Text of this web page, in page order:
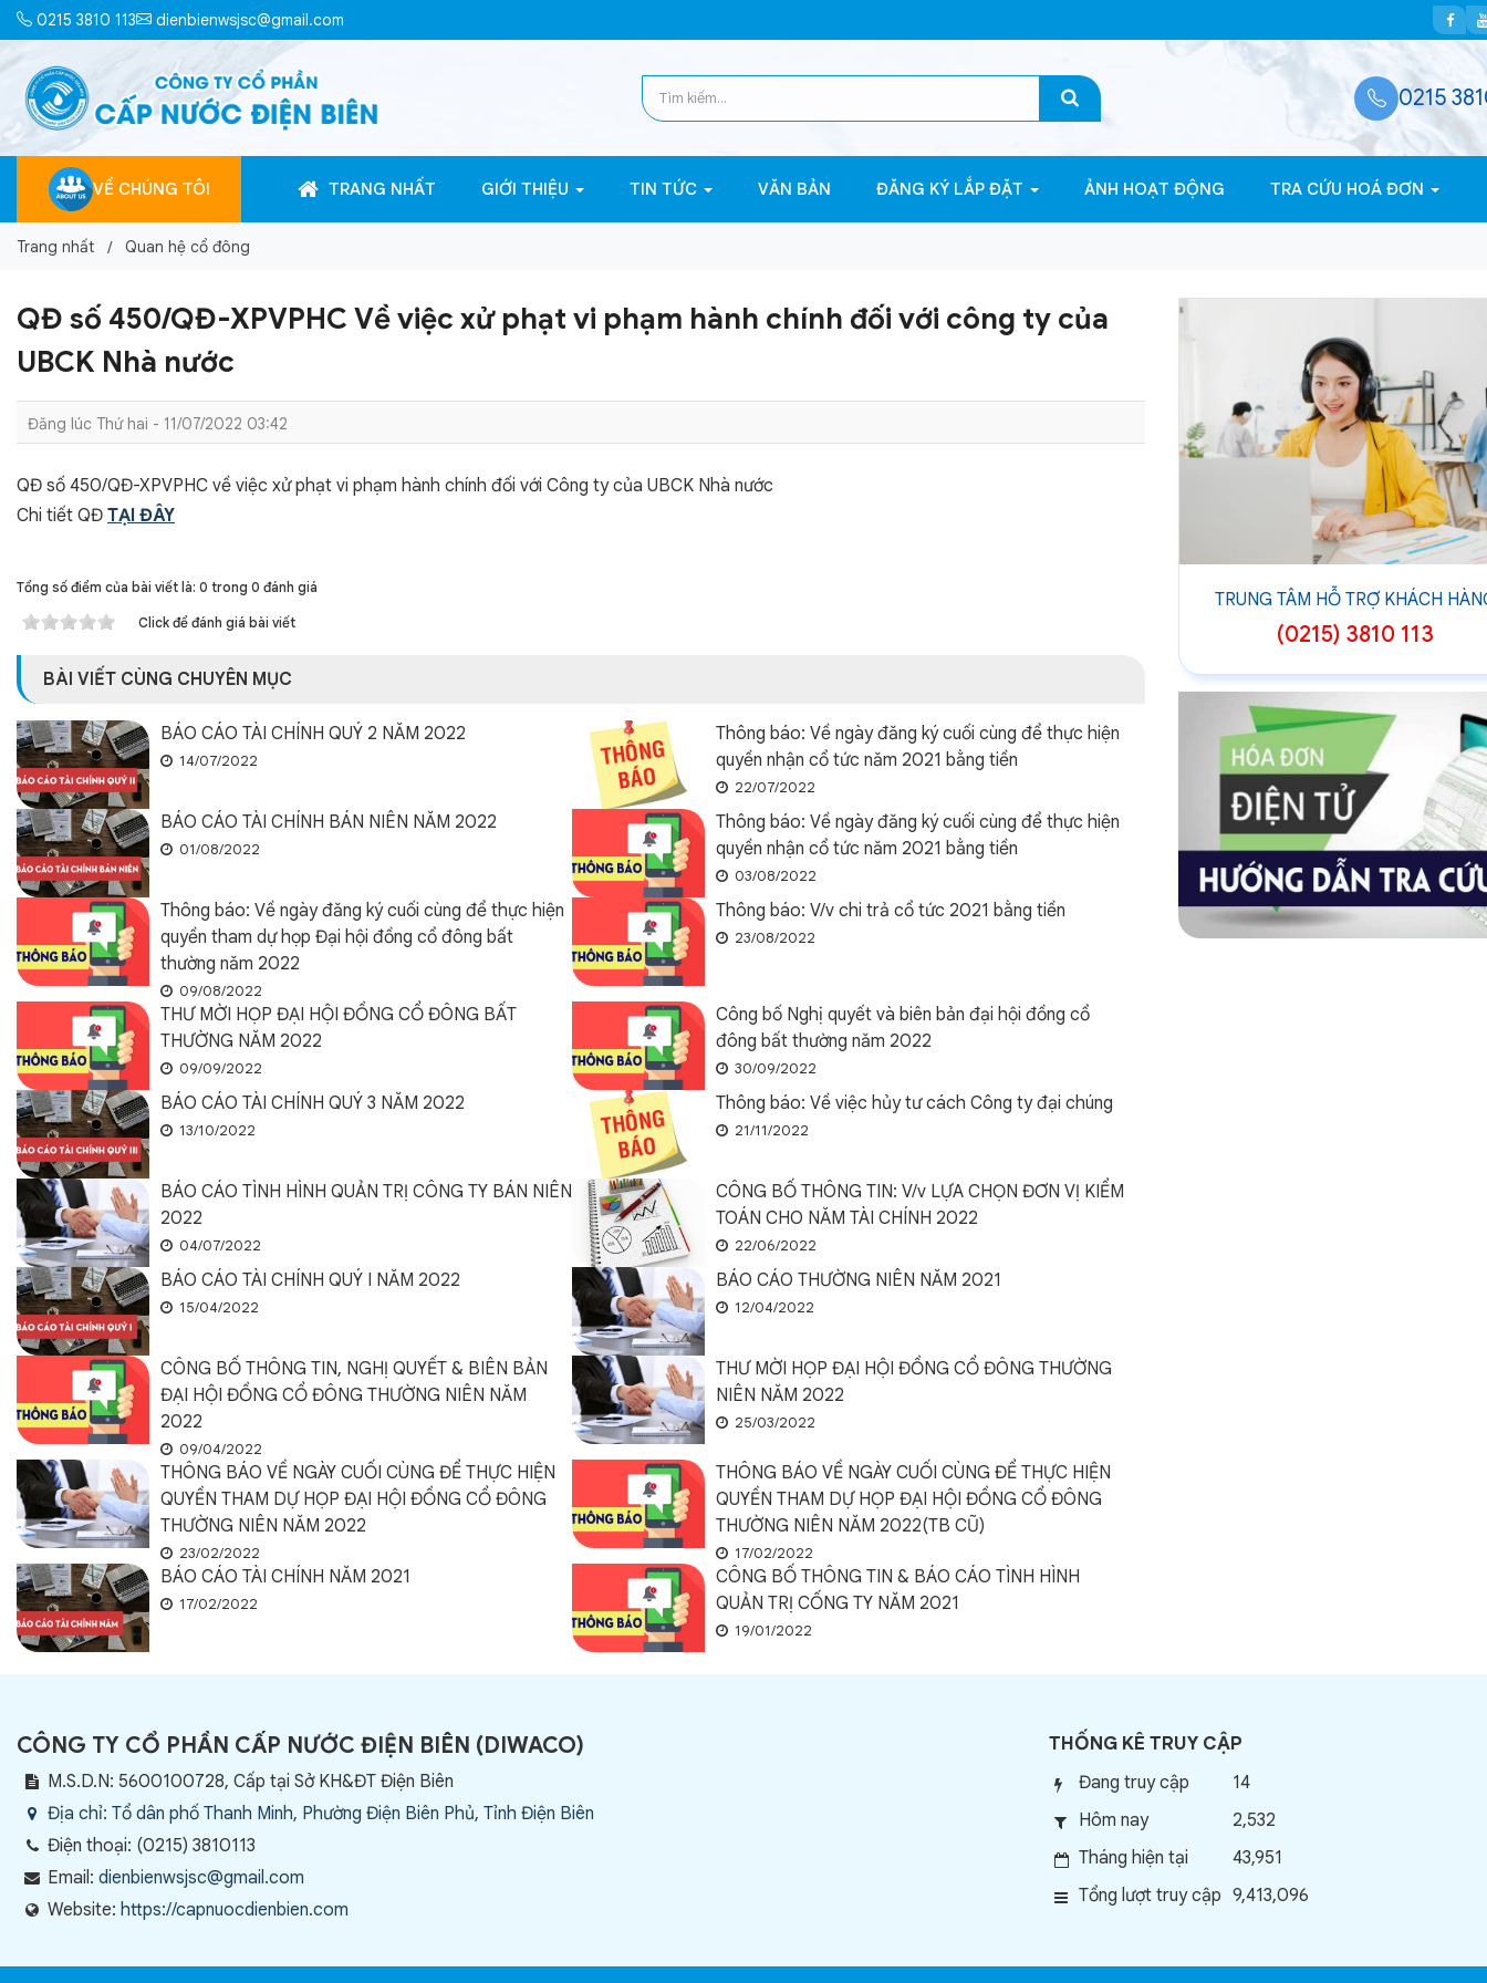
0215 3810 113 dienbienwsjsc@gmail.com
0215
VỀ CHÚNG TÔI TRANG NHẤT GIỚI THIỆU TIN TỨC VĂN BẢN ĐĂNG KÝ LẮP ĐẶT ẢNH HOẠT ĐỘNG TRA CỨU HOÁ ĐƠN
Trang nhất Quan hệ cổ đông
QĐ số 450/QĐ-XPVPHC Về việc xử phạt vi phạm hành chính đối với công ty của
UBCK Nhà nước
Đăng lúc Thứ hai - 11/07/2022 03:42
QĐ số 450/QĐ-XPVPHC về việc xử phạt vi phạm hành chính đối với Công ty của UBCK Nhà nước
Chi tiết QĐ TẠI ĐÂY
Tổng số điểm của bài viết là: 0 trong 0 đánh giá
Click để đánh giá bài viết
BÀI VIẾT CÙNG CHUYÊN MỤC
BÁO CÁO TÀI CHÍNH QUÝ 2 NĂM 2022
14/07/2022
Thông báo: Về ngày đăng ký cuối cùng để thực hiện
quyền nhận cổ tức năm 2021 bằng tiền
22/07/2022
BÁO CÁO TÀI CHÍNH BÁN NIÊN NĂM 2022
01/08/2022
Thông báo: Về ngày đăng ký cuối cùng để thực hiện
quyền nhận cổ tức năm 2021 bằng tiền
03/08/2022
Thông báo: Về ngày đăng ký cuối cùng để thực hiện
quyền tham dự họp Đại hội đồng cổ đông bất
thường năm 2022
09/08/2022
Thông báo: V/v chi trả cổ tức 2021 bằng tiền
23/08/2022
THƯ MỜI HỌP ĐẠI HỘI ĐỒNG CỔ ĐÔNG BẤT
THƯỜNG NĂM 2022
09/09/2022
Công bố Nghị quyết và biên bản đại hội đồng cổ
đông bất thường năm 2022
30/09/2022
BÁO CÁO TÀI CHÍNH QUÝ 3 NĂM 2022
13/10/2022
Thông báo: Về việc hủy tư cách Công ty đại chúng
21/11/2022
BÁO CÁO TÌNH HÌNH QUẢN TRỊ CÔNG TY BÁN NIÊN
2022
04/07/2022
CÔNG BỐ THÔNG TIN: V/v LỰA CHỌN ĐƠN VỊ KIỂM
TOÁN CHO NĂM TÀI CHÍNH 2022
22/06/2022
BÁO CÁO TÀI CHÍNH QUÝ I NĂM 2022
15/04/2022
BÁO CÁO THƯỜNG NIÊN NĂM 2021
12/04/2022
CÔNG BỐ THÔNG TIN, NGHỊ QUYẾT & BIÊN BẢN
ĐẠI HỘI ĐỒNG CỔ ĐÔNG THƯỜNG NIÊN NĂM
2022
09/04/2022
THƯ MỜI HỌP ĐẠI HỘI ĐỒNG CỔ ĐÔNG THƯỜNG
NIÊN NĂM 2022
25/03/2022
THÔNG BÁO VỀ NGÀY CUỐI CÙNG ĐỂ THỰC HIỆN
QUYỀN THAM DỰ HỌP ĐẠI HỘI ĐỒNG CỔ ĐÔNG
THƯỜNG NIÊN NĂM 2022
23/02/2022
THÔNG BÁO VỀ NGÀY CUỐI CÙNG ĐỂ THỰC HIỆN
QUYỀN THAM DỰ HỌP ĐẠI HỘI ĐỒNG CỔ ĐÔNG
THƯỜNG NIÊN NĂM 2022(TB CŨ)
17/02/2022
BÁO CÁO TÀI CHÍNH NĂM 2021
17/02/2022
CÔNG BỐ THÔNG TIN & BÁO CÁO TÌNH HÌNH
QUẢN TRỊ CỐNG TY NĂM 2021
19/01/2022
TRUNG TÂM HỖ TRỢ KHÁCH
(0215) 3810 113
CÔNG TY CỔ PHẦN CẤP NƯỚC ĐIỆN BIÊN (DIWACO)
M.S.D.N: 5600100728, Cấp tại Sở KH&ĐT Điện Biên
Địa chỉ: Tổ dân phố Thanh Minh, Phường Điện Biên Phủ, Tỉnh Điện Biên
Điện thoại: (0215) 3810113
Email: dienbienwsjsc@gmail.com
Website: https://capnuocdienbien.com
THỐNG KÊ TRUY CẬP
Đang truy cập
14
Hôm nay
2,532
Tháng hiện tại
43,951
Tổng lượt truy cập 9,413,096